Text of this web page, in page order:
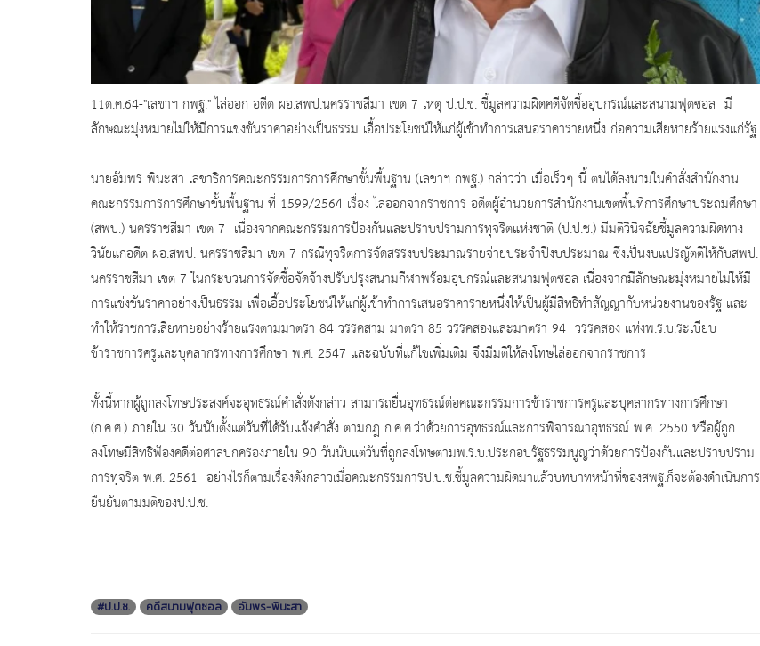
11ต.ค.64-"เลขาฯ กพฐ." ไล่ออก อดีต ผอ.สพป.นครราชสีมา เขต 7 เหตุ ป.ป.ช. ชี้มูลความผิดคดีจัดซื้ออุปกรณ์และสนามฟุตซอล มี
ลักษณะมุ่งหมายไม่ให้มีการแข่งขันราคาอย่างเป็นธรรม เอื้อประโยชน์ให้แก่ผู้เข้าทำการเสนอราคารายหนึ่ง ก่อความเสียหายร้ายแรงแก่รัฐ
นายอัมพร พินะสา เลขาธิการคณะกรรมการการศึกษาขั้นพื้นฐาน (เลขาฯ กพฐ.) กล่าวว่า เมื่อเร็วๆ นี้ ตนได้ลงนามในคำสั่งสำนักงาน
คณะกรรมการการศึกษาขั้นพื้นฐาน ที่ 1599/2564 เรื่อง ไล่ออกจากราชการ อดีตผู้อำนวยการสำนักงานเขตพื้นที่การศึกษาประถมศึกษา
(สพป.) นครราชสีมา เขต 7 เนื่องจากคณะกรรมการป้องกันและปราบปรามการทุจริตแห่งชาติ (ป.ป.ช.) มีมติวินิจฉัยชี้มูลความผิดทาง
วินัยแก่อดีต ผอ.สพป. นครราชสีมา เขต 7 กรณีทุจริตการจัดสรรงบประมาณรายจ่ายประจำปีงบประมาณ ซึ่งเป็นงบแปรญัตติให้กับสพป.
นครราชสีมา เขต 7 ในกระบวนการจัดซื้อจัดจ้างปรับปรุงสนามกีฬาพร้อมอุปกรณ์และสนามฟุตซอล เนื่องจากมีลักษณะมุ่งหมายไม่ให้มี
การแข่งขันราคาอย่างเป็นธรรม เพื่อเอื้อประโยชน์ให้แก่ผู้เข้าทำการเสนอราคารายหนึ่งให้เป็นผู้มีสิทธิทำสัญญากับหน่วยงานของรัฐ และ
ทำให้ราชการเสียหายอย่างร้ายแรงตามมาตรา 84 วรรคสาม มาตรา 85 วรรคสองและมาตรา 94 วรรคสอง แห่งพ.ร.บ.ระเบียบ
ข้าราชการครูและบุคลากรทางการศึกษา พ.ศ. 2547 และฉบับที่แก้ไขเพิ่มเติม จึงมีมติให้ลงโทษไล่ออกจากราชการ
ทั้งนี้หากผู้ถูกลงโทษประสงค์จะอุทธรณ์คำสั่งดังกล่าว สามารถยื่นอุทธรณ์ต่อคณะกรรมการข้าราชการครูและบุคลากรทางการศึกษา
(ก.ค.ศ.) ภายใน 30 วันนับตั้งแต่วันที่ได้รับแจ้งคำสั่ง ตามกฎ ก.ค.ศ.ว่าด้วยการอุทธรณ์และการพิจารณาอุทธรณ์ พ.ศ. 2550 หรือผู้ถูก
ลงโทษมีสิทธิฟ้องคดีต่อศาลปกครองภายใน 90 วันนับแต่วันที่ถูกลงโทษตามพ.ร.บ.ประกอบรัฐธรรมนูญว่าด้วยการป้องกันและปราบปราม
การทุจริต พ.ศ. 2561 อย่างไรก็ตามเรื่องดังกล่าวเมื่อคณะกรรมการป.ป.ช.ชี้มูลความผิดมาแล้วบทบาทหน้าที่ของสพฐ.ก็จะต้องดำเนินการ
ยืนยันตามมติของป.ป.ช.
#ป.ป.ช. คดีสนามฟุตซอล อัมพร-พินะสา